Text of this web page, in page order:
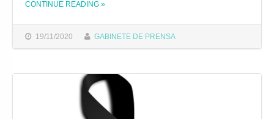
19/11/2020 GABINETE DE PRENSA
CONTINUE READING »